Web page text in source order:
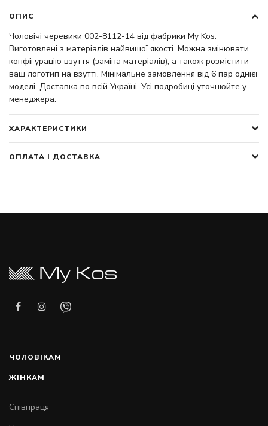
ОПИС
Чоловічі черевики 002-8112-14 від фабрики My Kos.
Виготовлені з матеріалів найвищої якості. Можна змінювати
конфігурацію взуття (заміна матеріалів), а також розмістити
ваш логотип на взутті. Мінімальне замовлення від 6 пар однієї
моделі. Доставка по всій Україні. Усі подробиці уточнюйте у
менеджера.
ХАРАКТЕРИСТИКИ
ОПЛАТА І ДОСТАВКА
ЧОЛОВІКАМ
ЖІНКАМ
Співпраця